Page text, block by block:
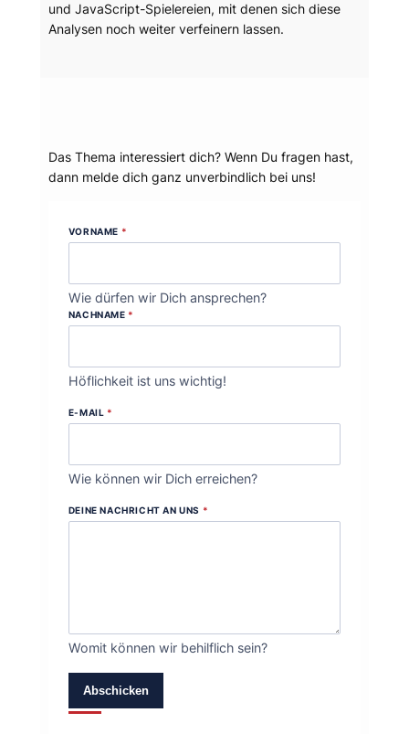
und JavaScript-Spielereien, mit denen sich diese
Analysen noch weiter verfeinern lassen.
Das Thema interessiert dich? Wenn Du fragen hast,
dann melde dich ganz unverbindlich bei uns!
VORNAME *
Wie dürfen wir Dich ansprechen?
NACHNAME *
Höflichkeit ist uns wichtig!
E-MAIL *
Wie können wir Dich erreichen?
DEINE NACHRICHT AN UNS *
Womit können wir behilflich sein?
Abschicken